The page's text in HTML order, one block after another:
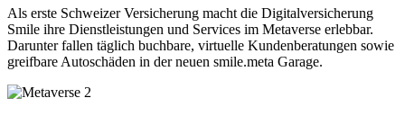
Als erste Schweizer Versicherung macht die Digitalversicherung
Smile ihre Dienstleistungen und Services im Metaverse erlebbar.
Darunter fallen täglich buchbare, virtuelle Kundenberatungen sowie
greifbare Autoschäden in der neuen smile.meta Garage.